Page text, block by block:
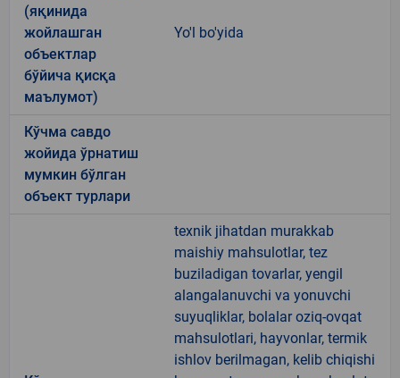
(яқинида
жойлашган
объектлар
бўйича қисқа
маълумот)
Yo'l bo'yida
Кўчма савдо
жойида ўрнатиш
мумкин бўлган
объект турлари
texnik jihatdan murakkab
maishiy mahsulotlar, tez
buziladigan tovarlar, yengil
alangalanuvchi va yonuvchi
suyuqliklar, bolalar oziq-ovqat
mahsulotlari, hayvonlar, termik
ishlov berilmagan, kelib chiqishi